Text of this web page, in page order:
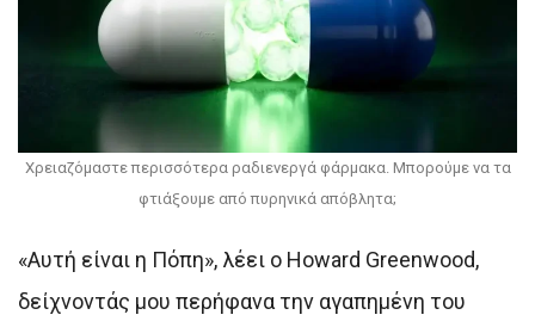
Χρειαζόμαστε περισσότερα ραδιενεργά φάρμακα. Μπορούμε να τα
φτιάξουμε από πυρηνικά απόβλητα;
«Αυτή είναι η Πόπη», λέει ο Howard Greenwood,
δείχνοντάς μου περήφανα την αγαπημένη του